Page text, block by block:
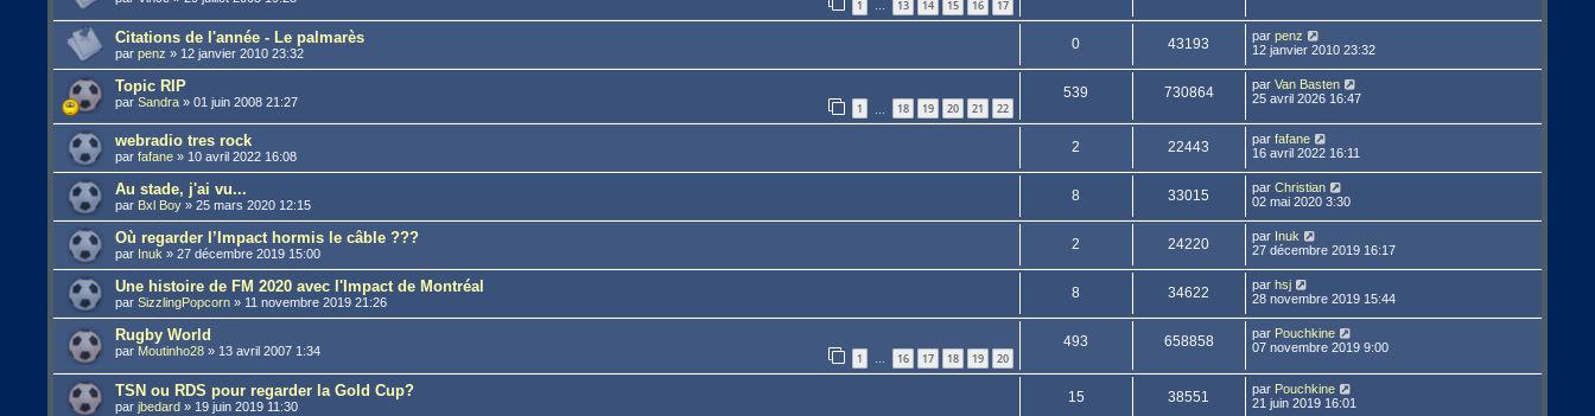
1 … 13 14 15 16 17
Citations de l'année - Le palmarès
parpenz » 12 janvier 2010 23:32
0 43193 par penz
12 janvier 2010 23:32
Topic RIP
parSandra »01 juin 2008 21:27 1 18 19 20 21 22
539 730864 par Van Basten
25 avril 2026 16:47
webradio tres rock
parfafane » 10 avril 2022 16:08
2 22443 par fafane
16 avril 2022 16:11
Au stade, j'ai vu...
par Bxl Boy »25 mars 2020 12:15
8 33015 par Christian
02 mai 2020 3:30
Où regarder l’Impact hormis le câble ???
par Inuk »27 décembre 2019 15:00
2 24220 par Inuk
27 décembre 2019 16:17
Une histoire de FM 2020 avec l'Impact de Montréal
parSizzlingPopcorn » 11 novembre 2019 21:26
8 34622 par hsj
28 novembre 2019 15:44
Rugby World
par Moutinho28 » 13 avril 2007 1:34 1 … 16 17 18 19 20
493 658858 par Pouchkine
07 novembre 2019 9:00
TSN ou RDS pour regarder la Gold Cup?
parjbedard » 19 juin 2019 11:30
15 38551 par Pouchkine
21 juin 2019 16:01